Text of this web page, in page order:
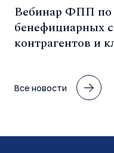
Вебинар ФПП по
бенефициарных
контрагентов и
Все новости